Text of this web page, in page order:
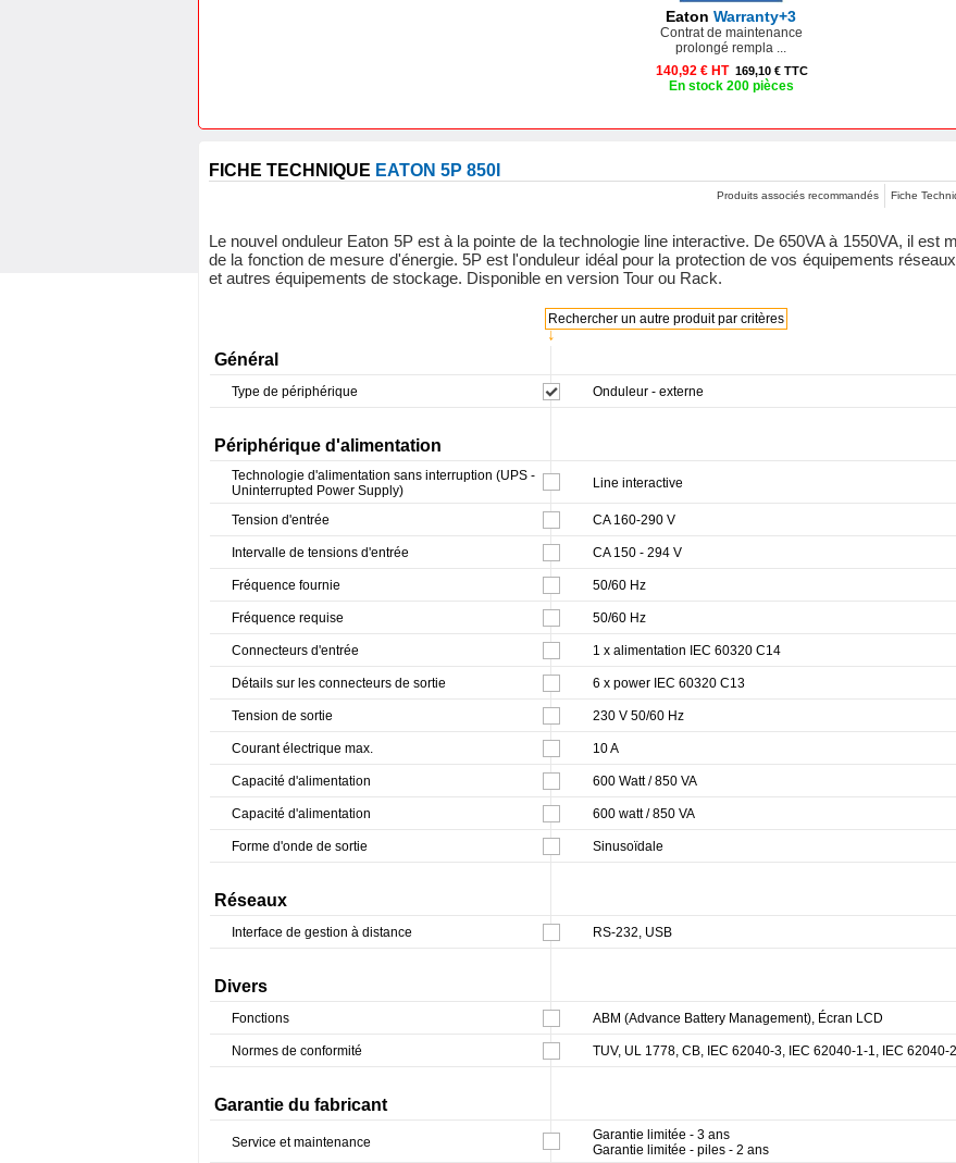
Eaton Warranty+3
Contrat de maintenance
prolongé rempla ...
140,92 € HT 169,10 € TTC
En stock 200 pièces
FICHE TECHNIQUE EATON 5P 850I
Produits associés recommandés Fiche
Le nouvel onduleur Eaton 5P est à la pointe de la technologie line interactive. De 650VA à 1550VA, il est
de la fonction de mesure d'énergie. 5P est l'onduleur idéal pour la protection de vos équipements
et autres équipements de stockage. Disponible en version Tour ou Rack.
↓
Rechercher un autre produit par critères
Général
Type de périphérique Onduleur - externe
Périphérique d'alimentation
Technologie d'alimentation sans interruption (UPS -
Uninterrupted Power Supply)
Line interactive
Tension d'entrée CA 160-290 V
Intervalle de tensions d'entrée CA 150 - 294 V
Fréquence fournie 50/60 Hz
Fréquence requise 50/60 Hz
Connecteurs d'entrée 1 x alimentation IEC 60320 C14
Détails sur les connecteurs de sortie 6 x power IEC 60320 C13
Tension de sortie 230 V 50/60 Hz
Courant électrique max. 10 A
Capacité d'alimentation 600 Watt / 850 VA
Capacité d'alimentation 600 watt / 850 VA
Forme d'onde de sortie Sinusoïdale
Réseaux
Interface de gestion à distance RS-232, USB
Divers
Fonctions ABM (Advance Battery Management), Écran LCD
Normes de conformité TUV, UL 1778, CB, IEC 62040-3, IEC 62040-1-1, IEC 62040-2
Garantie du fabricant
Service et maintenance
Garantie limitée - 3 ans
Garantie limitée - piles - 2 ans